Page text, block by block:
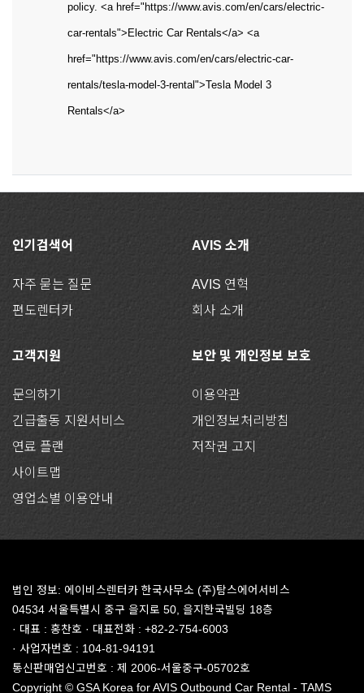
policy. <a href="https://www.avis.com/en/cars/electric-
car-rentals">Electric Car Rentals</a> <a
href="https://www.avis.com/en/cars/electric-car-
rentals/tesla-model-3-rental">Tesla Model 3
Rentals</a>
인기검색어
자주 묻는 질문
편도렌터카
AVIS 소개
AVIS 연혁
회사 소개
고객지원
문의하기
긴급출동 지원서비스
연료 플랜
사이트맵
영업소별 이용안내
보안 및 개인정보 보호
이용약관
개인정보처리방침
저작권 고지
법인 정보: 에이비스렌터카 한국사무소 (주)탐스에어서비스
04534 서울특별시 중구 을지로 50, 을지한국빌딩 18층
· 대표 : 홍찬호 · 대표전화 : +82-2-754-6003
· 사업자번호 : 104-81-94191
통신판매업신고번호 : 제 2006-서울중구-05702호
Copyright © GSA Korea for AVIS Outbound Car Rental - TAMS